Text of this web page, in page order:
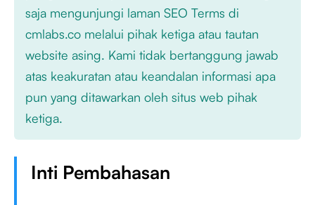
saja mengunjungi laman SEO Terms di
cmlabs.co melalui pihak ketiga atau tautan
website asing. Kami tidak bertanggung jawab
atas keakuratan atau keandalan informasi apa
pun yang ditawarkan oleh situs web pihak
ketiga.
Inti Pembahasan